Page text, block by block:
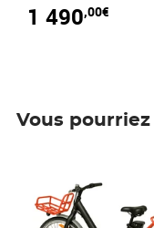
1 490,00€
Vous